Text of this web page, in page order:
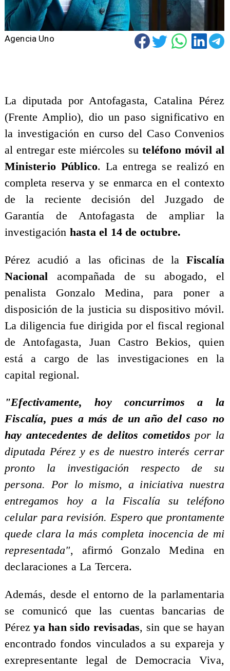
Agencia Uno
La diputada por Antofagasta, Catalina Pérez
(Frente Amplio), dio un paso significativo en
la investigación en curso del Caso Convenios
al entregar este miércoles suteléfono móvil al
Ministerio Público. La entrega se realizó en
completa reserva y se enmarca en el contexto
de la reciente decisión del Juzgado de
Garantía de Antofagasta de ampliar la
investigación hasta el 14 de octubre.
Pérez acudió a las oficinas de laFiscalía
Nacional acompañada de su abogado, el
penalista Gonzalo Medina, para poner a
disposición de la justicia su dispositivo móvil.
La diligencia fue dirigida por el fiscal regional
de Antofagasta, Juan Castro Bekios, quien
está a cargo de las investigaciones en la
capital regional.
"Efectivamente, hoy concurrimos a la
Fiscalía, pues a más de un año del caso no
hay antecedentes de delitos cometidos por la
diputada Pérez y es de nuestro interés cerrar
pronto la investigación respecto de su
persona. Por lo mismo, a iniciativa nuestra
entregamos hoy a la Fiscalía su teléfono
celular para revisión. Espero que prontamente
quede clara la más completa inocencia de mi
representada", afirmó Gonzalo Medina en
declaraciones a La Tercera.
Además, desde el entorno de la parlamentaria
se comunicó que las cuentas bancarias de
Pérezya han sido revisadas, sin que se hayan
encontrado fondos vinculados a su expareja y
exrepresentante legal de Democracia Viva,